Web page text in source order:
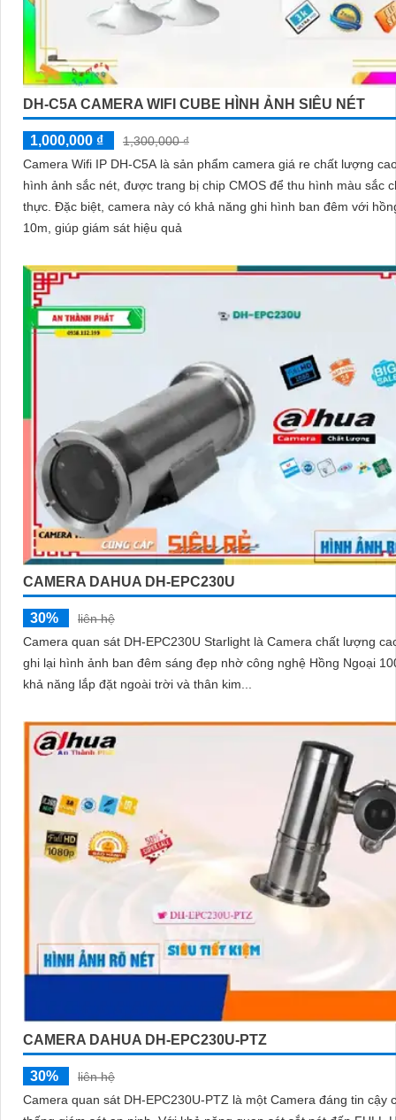
DH-C5A CAMERA WIFI CUBE HÌNH ẢNH SIÊU NÉT
1,000,000 ₫
1,300,000 ₫
Camera Wifi IP DH-C5A là sản phẩm camera giá re chất lượng
hình ảnh sắc nét, được trang bị chip CMOS để thu hình màu sắc
thực. Đặc biệt, camera này có khả năng ghi hình ban đêm với hồng ngoại
10m, giúp giám sát hiệu quả
CAMERA DAHUA DH-EPC230U
30%
liên hệ
Camera quan sát DH-EPC230U Starlight là Camera chất lượng
ghi lại hình ảnh ban đêm sáng đẹp nhờ công nghệ Hồng Ngoại
khả năng lắp đặt ngoài trời và thân kim...
CAMERA DAHUA DH-EPC230U-PTZ
30%
liên hệ
Camera quan sát DH-EPC230U-PTZ là một Camera đáng tin cậy